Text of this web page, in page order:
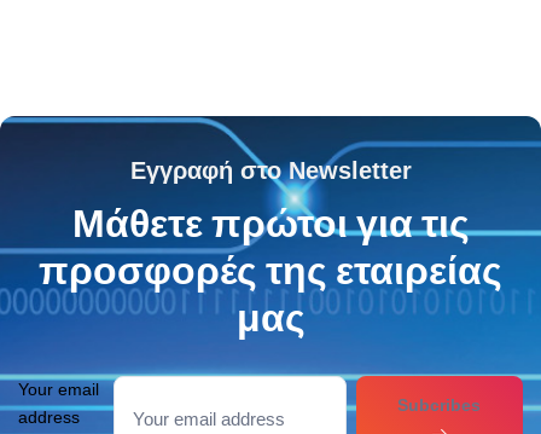
Εγγραφή στο Newsletter
Μάθετε πρώτοι για τις
προσφορές της εταιρείας
μας
Your email
address
Subcribes